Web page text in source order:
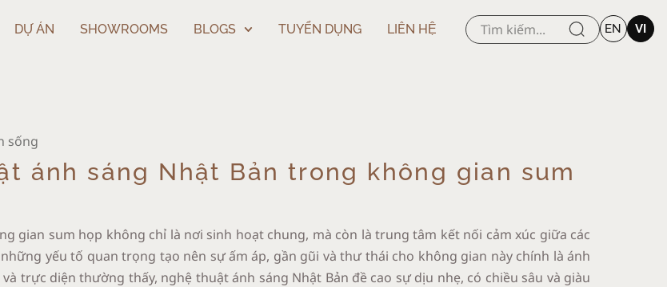
DỰ ÁN SHOWROOMS BLOGS TUYỂN DỤNG LIÊN HỆ EN VI
sống
ánh sáng Nhật Bản trong không gian sum
gian sum họp không chỉ là nơi sinh hoạt chung, mà còn là trung tâm kết nối cảm xúc giữa các
yếu tố quan trọng tạo nên sự ấm áp, gần gũi và thư thái cho không gian này chính là ánh
trực diện thường thấy, nghệ thuật ánh sáng Nhật Bản đề cao sự dịu nhẹ, có chiều sâu và giàu